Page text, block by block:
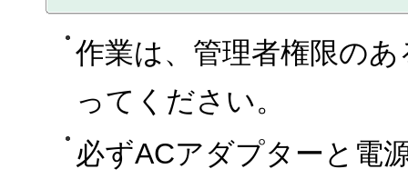
作業は、管理者権限の
ってください。
必ずACアダプターと電